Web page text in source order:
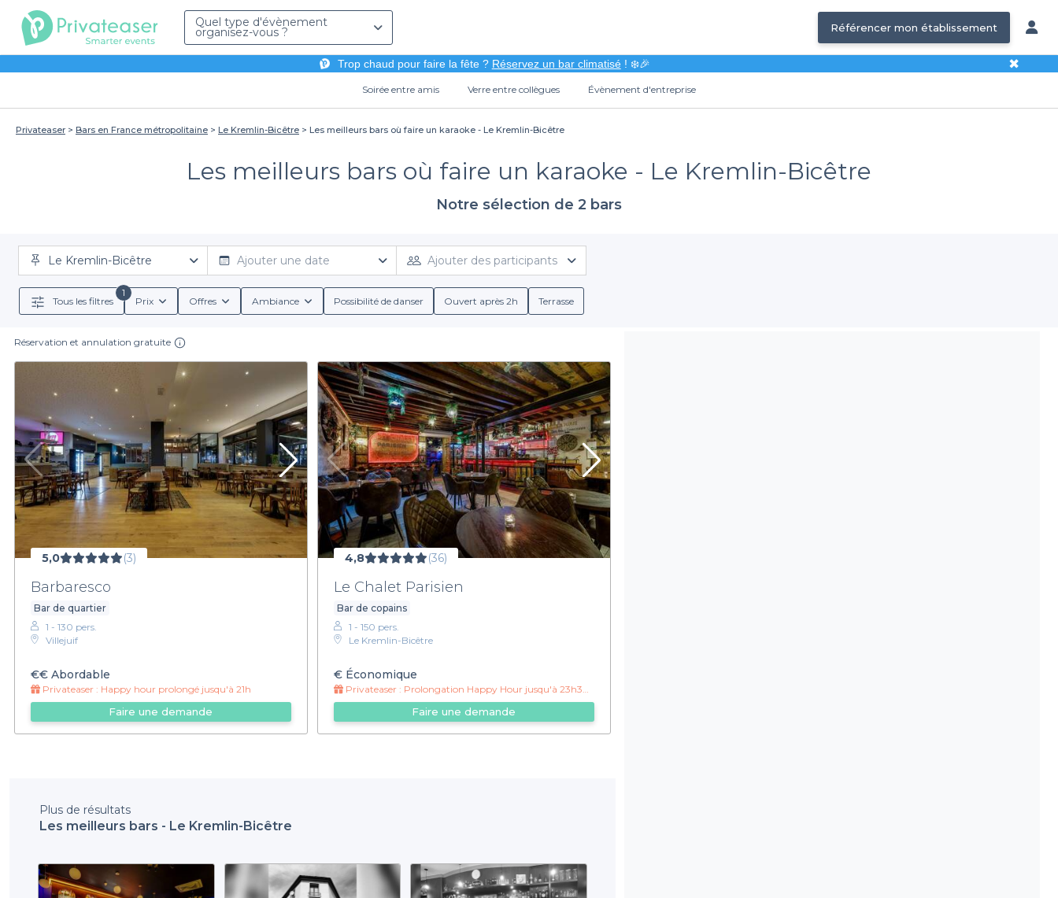
Quel type d'évènement
organisez-vous ? Référencer mon établissement
Trop chaud pour faire la fête ? Réservez un bar climatisé! ❄️🎉 ✖
Soirée entre amis Verre entre collègues Évènement d'entreprise
Privateaser Bars en France métropolitaine Le Kremlin-Bicêtre Les meilleurs bars où faire un karaoke - Le Kremlin-Bicêtre
Les meilleurs bars où faire un karaoke - Le Kremlin-Bicêtre
Notre sélection de 2 bars
Le Kremlin-Bicêtre Ajouter une date Ajouter des participants
Tous les filtres
1
Prix Offres Ambiance Possibilité de danser Ouvert après 2h Terrasse
Réservation et annulation gratuite
5,0 (3)
Barbaresco
Bar de quartier
1 - 130 pers.
Villejuif
€€ Abordable
Privateaser : Happy hour prolongé jusqu'à 21h
Faire une demande
4,8 (36)
Le Chalet Parisien
Bar de copains
1 - 150 pers.
Le Kremlin-Bicêtre
€Économique
Privateaser : Prolongation Happy Hour jusqu'à 23h30 !
Faire une demande
Plus de résultats
Les meilleurs bars - Le Kremlin-Bicêtre